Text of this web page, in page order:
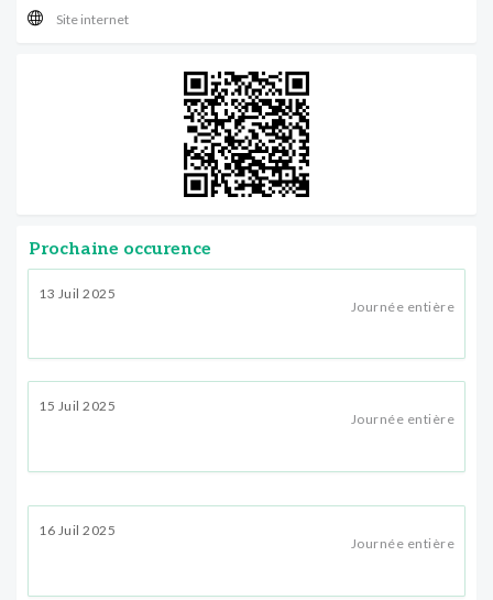
Site internet
Prochaine occurence
13 Juil 2025
Journée entière
15 Juil 2025
Journée entière
16 Juil 2025
Journée entière